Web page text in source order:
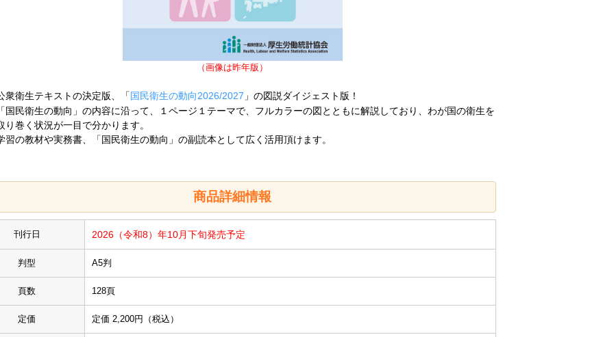
（画像は昨年版）
衆衛生テキストの決定版、「 国民衛生の動向2026/2027 」の図説ダイジェスト版！
国民衛生の動向」の内容に沿って、１ページ１テーマで、フルカラーの図とともに解説しており、わが国の衛生を
り巻く状況が一目で分かります。
習の教材や実務書、「国民衛生の動向」の副読本として広く活用頂けます。
商品詳細情報
刊行日 2026 （令和8）年10月下旬発売予定
判型 A5判
頁数 128頁
定価 定価 2,200円（税込）